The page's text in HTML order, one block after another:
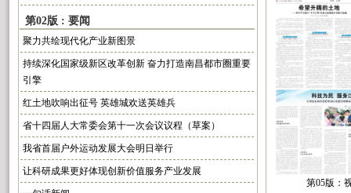
第02版 : 要闻
聚力共绘现代化产业新图景
持续深化国家级新区改革创新 奋力打造南昌都市圈重要
引擎
红土地吹响出征号 英雄城欢送英雄兵
省十四届人大常委会第十一次会议议程（草案）
我省首届户外运动发展大会明日举行
让科研成果更好体现创新价值服务产业发展
第05版：